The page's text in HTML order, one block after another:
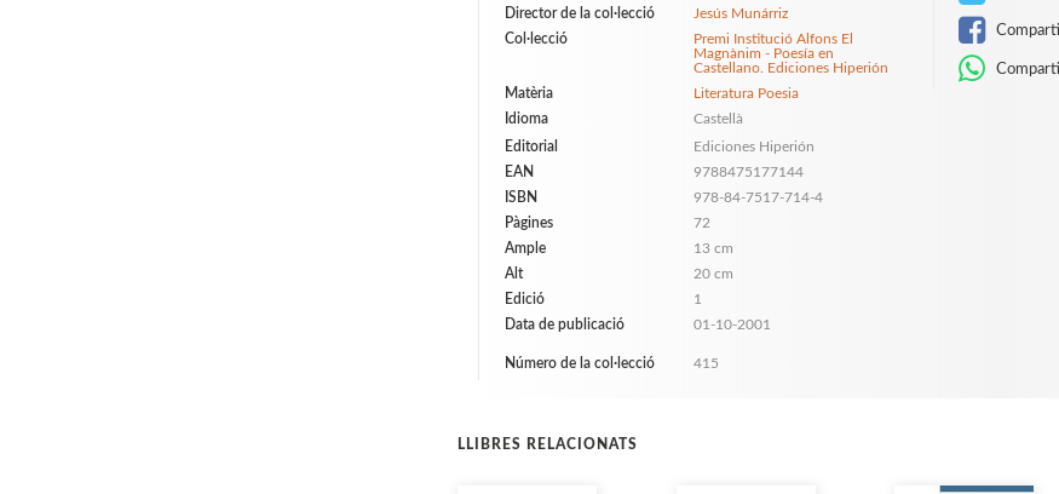
Director de la col·lecció
Jesús Munárriz
Col·lecció
Premi Institució Alfons El
Magnànim - Poesía en
Castellano. Ediciones Hiperión
Matèria
Literatura Poesia
Idioma
Castellà
Editorial
Ediciones Hiperión
EAN
9788475177144
ISBN
978-84-7517-714-4
Pàgines
72
Ample
13 cm
Alt
20 cm
Edició
1
Data de publicació
01-10-2001
Número de la col·lecció 415
LLIBRES RELACIONATS